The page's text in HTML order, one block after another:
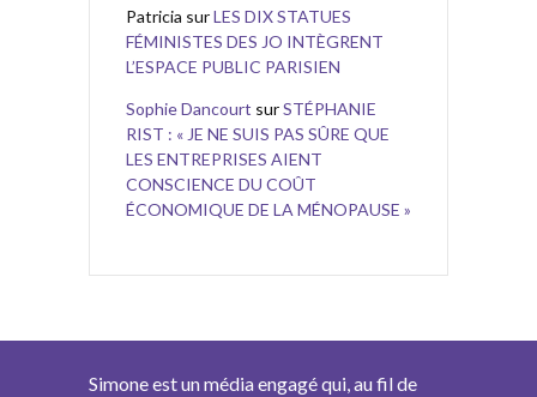
Patricia surLES DIX STATUES
FÉMINISTES DES JO INTÈGRENT
L’ESPACE PUBLIC PARISIEN
Sophie Dancourt surSTÉPHANIE
RIST : « JE NE SUIS PAS SÛRE QUE
LES ENTREPRISES AIENT
CONSCIENCE DU COÛT
ÉCONOMIQUE DE LA MÉNOPAUSE »
Simone est un média engagé qui, au fil de